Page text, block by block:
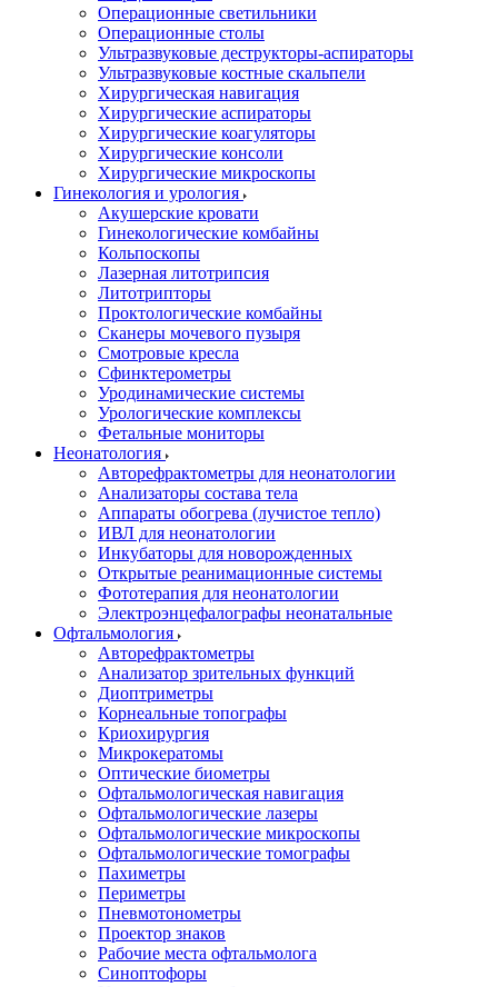
Операционные светильники
Операционные столы
Ультразвуковые деструкторы-аспираторы
Ультразвуковые костные скальпели
Хирургическая навигация
Хирургические аспираторы
Хирургические коагуляторы
Хирургические консоли
Хирургические микроскопы
Гинекология и урология
Акушерские кровати
Гинекологические комбайны
Кольпоскопы
Лазерная литотрипсия
Литотрипторы
Проктологические комбайны
Сканеры мочевого пузыря
Смотровые кресла
Сфинктерометры
Уродинамические системы
Урологические комплексы
Фетальные мониторы
Неонатология
Авторефрактометры для неонатологии
Анализаторы состава тела
Аппараты обогрева (лучистое тепло)
ИВЛ для неонатологии
Инкубаторы для новорожденных
Открытые реанимационные системы
Фототерапия для неонатологии
Электроэнцефалографы неонатальные
Офтальмология
Авторефрактометры
Анализатор зрительных функций
Диоптриметры
Корнеальные топографы
Криохирургия
Микрокератомы
Оптические биометры
Офтальмологическая навигация
Офтальмологические лазеры
Офтальмологические микроскопы
Офтальмологические томографы
Пахиметры
Периметры
Пневмотонометры
Проектор знаков
Рабочие места офтальмолога
Синоптофоры